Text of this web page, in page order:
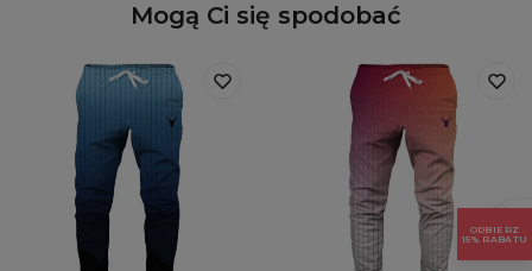
Mierzone na płasko
Mogą Ci się spodobać
ODBIERZ
15% RABATU